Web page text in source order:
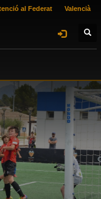
al Federat Valencià